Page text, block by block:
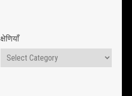
क्षेणियाँ
क्षेणियाँ